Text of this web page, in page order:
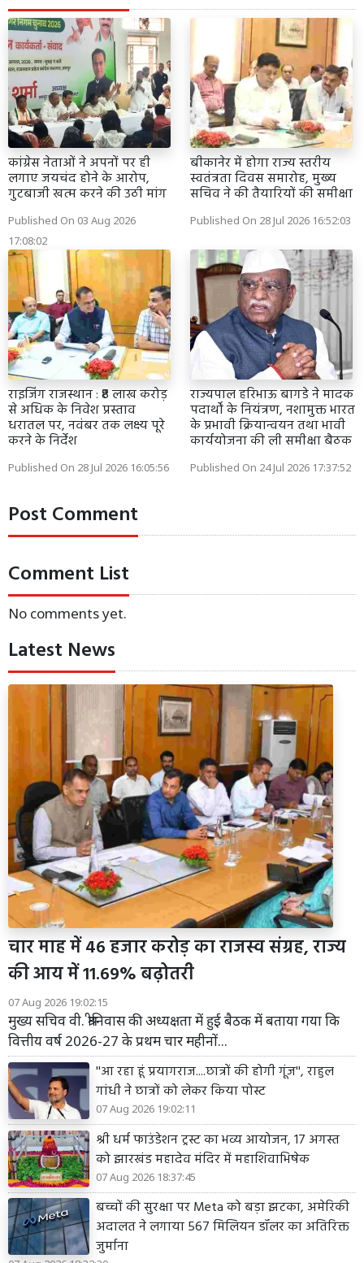
कांग्रेस नेताओं ने अपनों पर ही
लगाए जयचंद होने के आरोप,
गुटबाजी खत्म करने की उठी मांग
Published On 03 Aug 2026
17:08:02
बीकानेर में होगा राज्य स्तरीय
स्वतंत्रता दिवस समारोह, मुख्य
सचिव ने की तैयारियों की समीक्षा
Published On 28 Jul 2026 16:52:03
राइजिंग राजस्थान : ₹8 लाख करोड़
से अधिक के निवेश प्रस्ताव
धरातल पर, नवंबर तक लक्ष्य पूरे
करने के निर्देश
Published On 28 Jul 2026 16:05:56
राज्यपाल हरिभाऊ बागडे ने मादक
पदार्थों के नियंत्रण, नशामुक्त भारत
के प्रभावी क्रियान्वयन तथा भावी
कार्ययोजना की ली समीक्षा बैठक
Published On 24 Jul 2026 17:37:52
Post Comment
Comment List
No comments yet.
Latest News
चार माह में 46 हजार करोड़ का राजस्व संग्रह, राज्य
की आय में 11.69% बढ़ोतरी
07 Aug 2026 19:02:15
मुख्य सचिव वी. श्रीनिवास की अध्यक्षता में हुई बैठक में बताया गया कि
वित्तीय वर्ष 2026-27 के प्रथम चार महीनों...
''आ रहा हूं प्रयागराज....छात्रों की होगी गूंज'', राहुल
गांधी ने छात्रों को लेकर किया पोस्ट
07 Aug 2026 19:02:11
श्री धर्म फाउंडेशन ट्रस्ट का भव्य आयोजन, 17 अगस्त
को झारखंड महादेव मंदिर में महाशिवाभिषेक
07 Aug 2026 18:37:45
बच्चों की सुरक्षा पर Meta को बड़ा झटका, अमेरिकी
अदालत ने लगाया 567 मिलियन डॉलर का अतिरिक्त
जुर्माना